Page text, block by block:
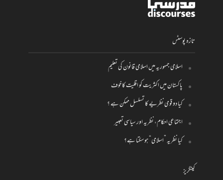
تازہ پوسٹس
اسلامی جمہوریہ میں اسلامی قانون کی تعلیم
پاکستان میں اکثریت کو اقلیت کا خوف
کیا دو قومی نظریے کا تسلسل ممکن ہے ؟
اجتماعی احکام، نظریہ اور سیاسی تعبیر
کیا نظریہ ”اسلامی“ ہو سکتا ہے؟
کیٹگریز